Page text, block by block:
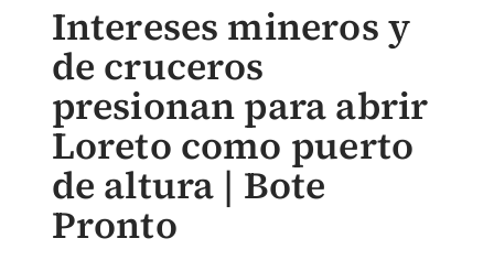
Intereses mineros y
de cruceros
presionan para abrir
Loreto como puerto
de altura | Bote
Pronto